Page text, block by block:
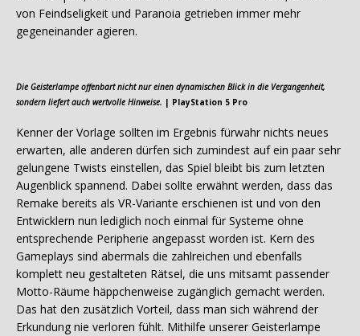
von Feindseligkeit und Paranoia getrieben immer mehr
gegeneinander agieren.
Die Geisterlampe offenbart nicht nur einen dynamischen Blick in die Vergangenheit,
sondern liefert auch wertvolle Hinweise. | PlayStation 5 Pro
Kenner der Vorlage sollten im Ergebnis fürwahr nichts neues
erwarten, alle anderen dürfen sich zumindest auf ein paar sehr
gelungene Twists einstellen, das Spiel bleibt bis zum letzten
Augenblick spannend. Dabei sollte erwähnt werden, dass das
Remake bereits als VR-Variante erschienen ist und von den
Entwicklern nun lediglich noch einmal für Systeme ohne
entsprechende Peripherie angepasst worden ist. Kern des
Gameplays sind abermals die zahlreichen und ebenfalls
komplett neu gestalteten Rätsel, die uns mitsamt passender
Motto-Räume häppchenweise zugänglich gemacht werden.
Das hat den zusätzlich Vorteil, dass man sich während der
Erkundung nie verloren fühlt. Mithilfe unserer Geisterlampe